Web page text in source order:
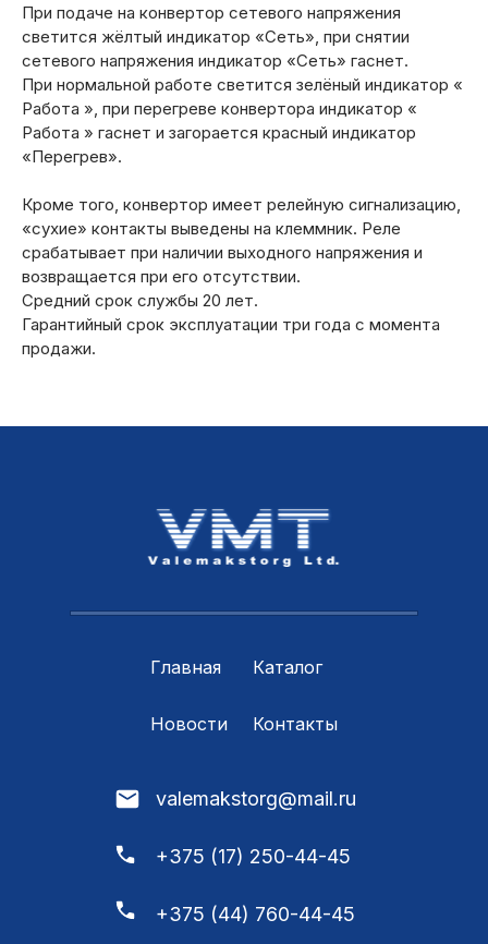
При подаче на конвертор сетевого напряжения
светится жёлтый индикатор «Сеть», при снятии
сетевого напряжения индикатор «Сеть» гаснет.
При нормальной работе светится зелёный индикатор «
Работа », при перегреве конвертора индикатор «
Работа » гаснет и загорается красный индикатор
«Перегрев».
Кроме того, конвертор имеет релейную сигнализацию,
«сухие» контакты выведены на клеммник. Реле
срабатывает при наличии выходного напряжения и
возвращается при его отсутствии.
Средний срок службы 20 лет.
Гарантийный срок эксплуатации три года с момента
продажи.
Главная Каталог
Новости Контакты
valemakstorg@mail.ru
+375 (17) 250-44-45
+375 (44) 760-44-45